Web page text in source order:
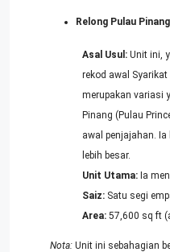
Relong Pulau
Asal Usul: Unit ini,
rekod awal
merupakan variasi
Pinang (Pulau
awal penjajahan.
lebih besar.
Unit Utama: Ia
Saiz: Satu segi
Area: 57,600 sq ft
Nota: Unit ini sebahagian